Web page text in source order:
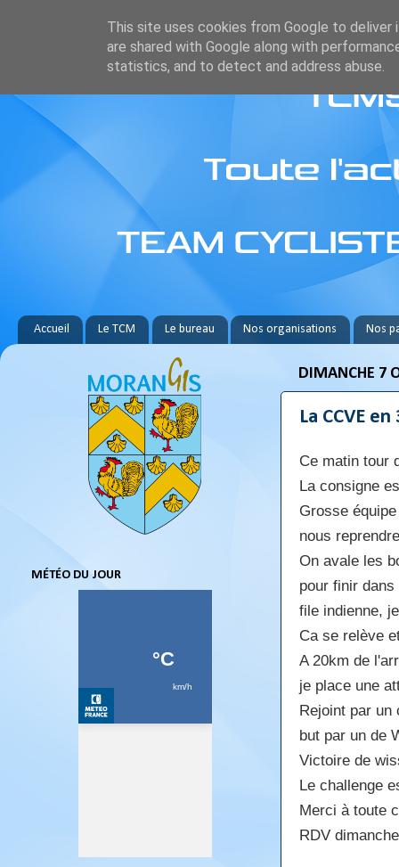
Accueil Le TCM Le bureau Nos organisations Nos
DIMANCHE 7
La CCVE
Ce matin tour
La consigne
Grosse
nous
On avale les
pour finir
file indienne,
Ca se relève
A 20km de
je place une
Rejoint par
but par un de
Victoire de
Le challenge
Merci à toute
RDV
MÉTÉO DU JOUR
This site uses cookies from Google to deliver
are shared with Google along with
statistics, and to detect and address abuse.